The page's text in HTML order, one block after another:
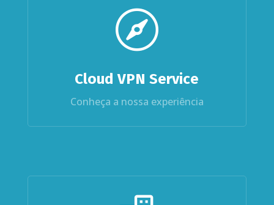

Cloud VPN Service
Conheça a nossa experiência